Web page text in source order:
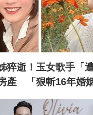
猝逝！玉女歌手「
產 「狠斬16年婚